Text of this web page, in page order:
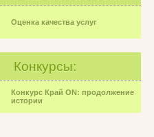
Оценка качества услуг
Конкурсы:
Конкурс Край ON: продолжение
истории